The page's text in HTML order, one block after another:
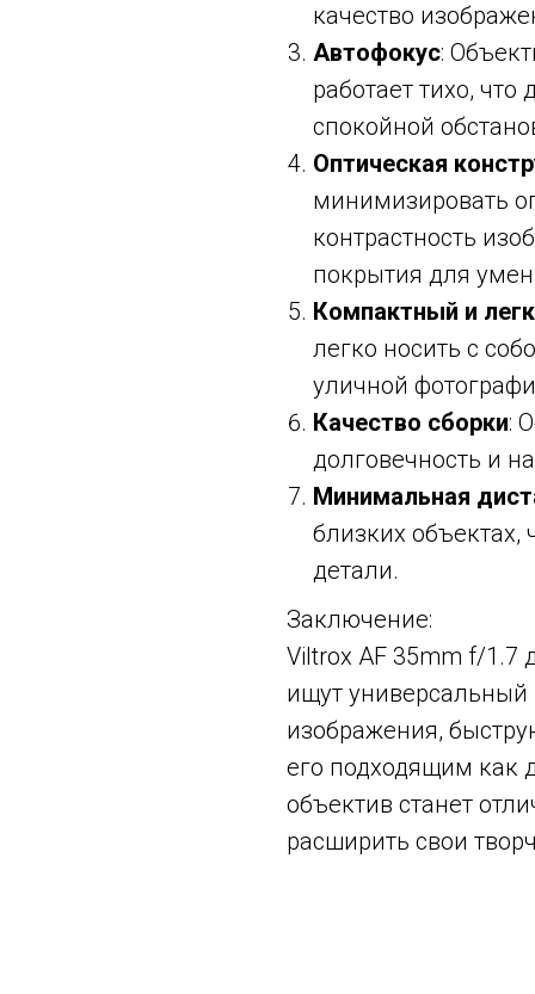
качество
Автофокус:
работает тихо,
спокойной
Оптическая
минимизировать
контрастность
покрытия для
Компактный и
легко носить с
уличной
Качество сборки:
долговечность и
Минимальная
близких объектах,
детали.
Заключение:
Viltrox AF 35mm f/1.7
ищут универсальный
изображения,
его подходящим как
объектив станет
расширить свои